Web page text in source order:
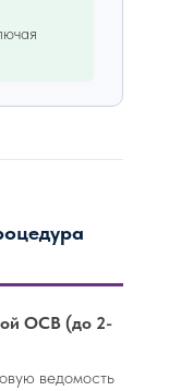
ОСВ (до 2-
ведомость